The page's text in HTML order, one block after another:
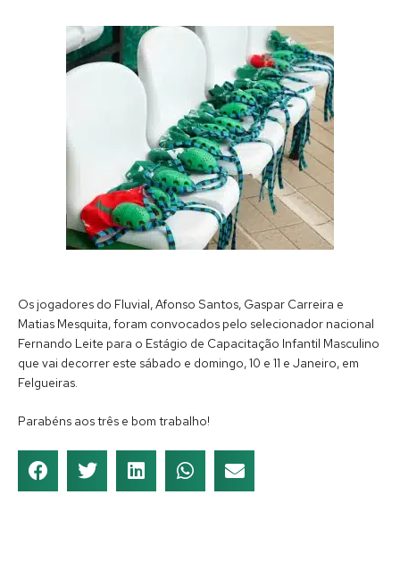
Os jogadores do Fluvial, Afonso Santos, Gaspar Carreira e
Matias Mesquita, foram convocados pelo selecionador nacional
Fernando Leite para o Estágio de Capacitação Infantil Masculino
que vai decorrer este sábado e domingo, 10 e 11 e Janeiro, em
Felgueiras.
Parabéns aos três e bom trabalho!